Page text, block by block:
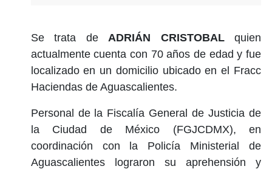
Se trata de ADRIÁN CRISTOBALquien
actualmente cuenta con 70 años de edad y fue
localizado en un domicilio ubicado en el Fracc
Haciendas de Aguascalientes.
Personal de la Fiscalía General de Justicia de
la Ciudad de México (FGJCDMX), en
coordinación con la Policía Ministerial de
Aguascalientes lograron su aprehensión y